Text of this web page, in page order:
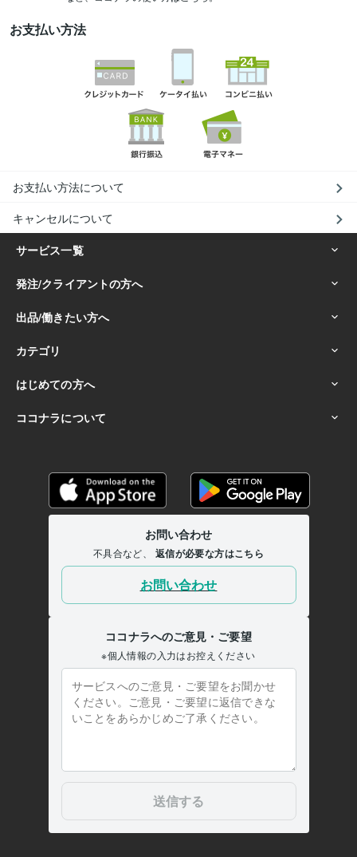
お支払い方法
お支払い方法について
キャンセルについて